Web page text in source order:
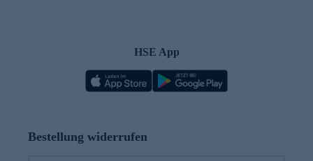
HSE App
Bestellung widerrufen